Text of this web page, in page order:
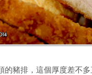
的豬排，這個厚度差不多